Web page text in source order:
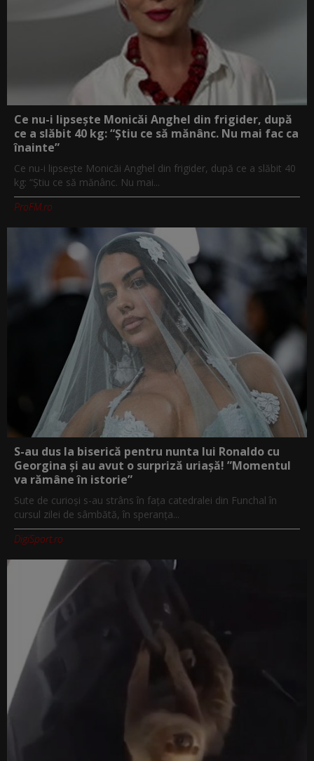
Ce nu-i lipsește Monicăi Anghel din frigider, după
ce a slăbit 40 kg: “Știu ce să mănânc. Nu mai fac ca
înainte”
Ce nu-i lipsește Monicăi Anghel din frigider, după ce a slăbit 40
kg: “Știu ce să mănânc. Nu mai...
ProFM.ro
S-au dus la biserică pentru nunta lui Ronaldo cu
Georgina și au avut o surpriză uriașă! ”Momentul
va rămâne în istorie”
Sute de curioși s-au strâns în fața catedralei din Funchal în
cursul zilei de sâmbătă, în speranța...
DigiSport.ro